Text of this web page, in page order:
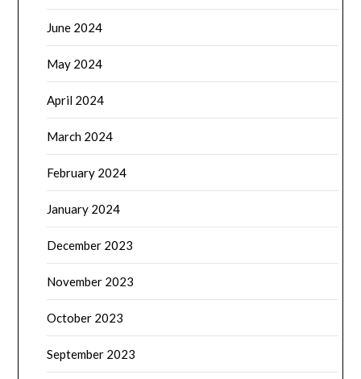
June 2024
May 2024
April 2024
March 2024
February 2024
January 2024
December 2023
November 2023
October 2023
September 2023